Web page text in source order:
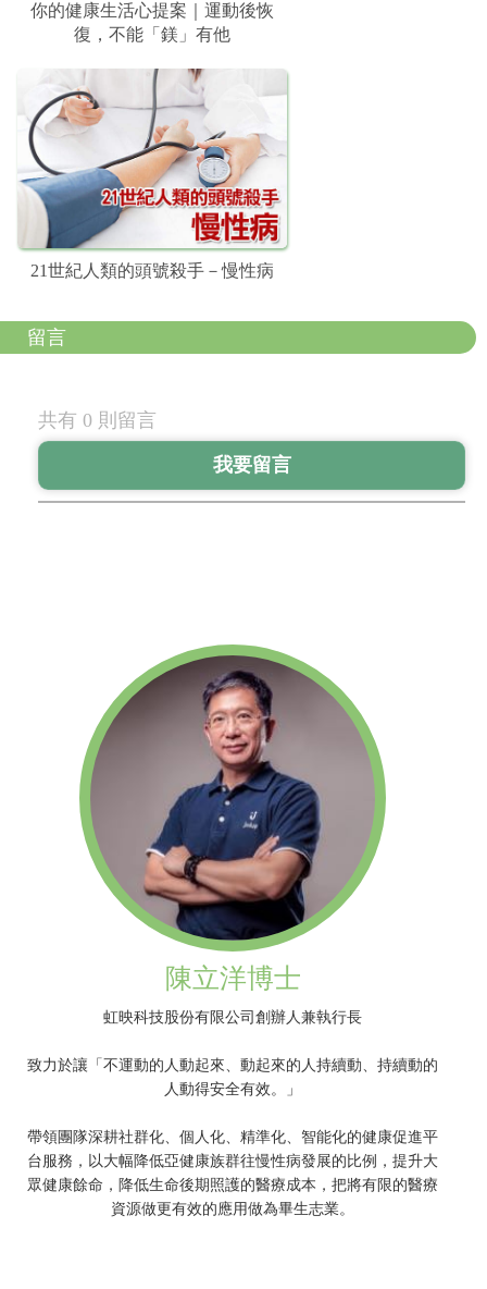
你的健康生活心提案｜運動後恢
復，不能「鎂」有他
21世紀人類的頭號殺手－慢性病
留言
共有 0 則留言
陳立洋博士
虹映科技股份有限公司創辦人兼執行長
致力於讓「不運動的人動起來、動起來的人持續動、持續動的
人動得安全有效。」
帶領團隊深耕社群化、個人化、精準化、智能化的健康促進平
台服務，以大幅降低亞健康族群往慢性病發展的比例，提升大
眾健康餘命，降低生命後期照護的醫療成本，把將有限的醫療
資源做更有效的應用做為畢生志業。